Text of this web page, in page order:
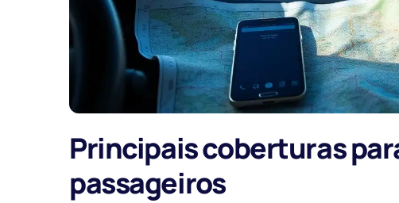
Principais coberturas
passageiros